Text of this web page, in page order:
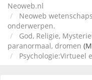
Neoweb.nl
Neoweb
onderwerpen.
God, Religie,
paranormaal, dromen
Psychologie:Virtueel